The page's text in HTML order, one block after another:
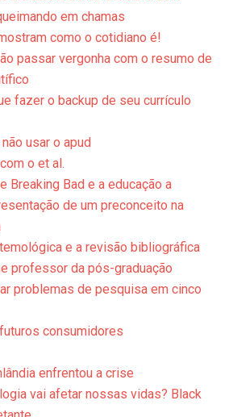
em chamas
como o cotidiano é!
passar vergonha com o resumo de
fazer o backup de seu currí­culo
usar o apud
o et al.
Breaking Bad e a educação a
de um preconceito na
e a revisão bibliográfica
professor da pós-graduação
problemas de pesquisa em cinco
consumidores
enfrentou a crise
vai afetar nossas vidas? Black